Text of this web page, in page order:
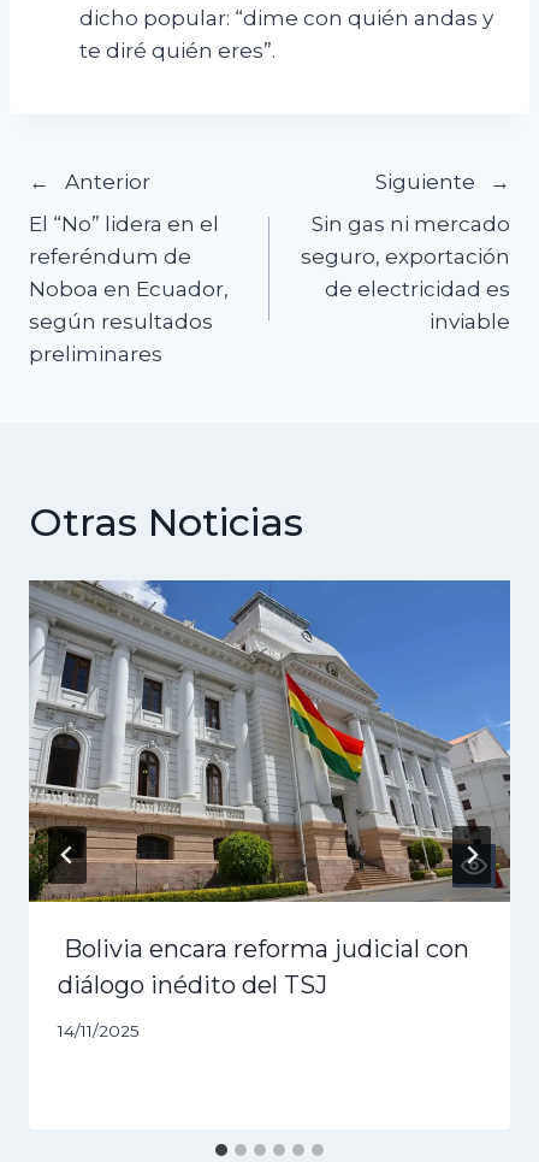
dicho popular: “dime con quién andas y
te diré quién eres”.
Navegación
de
entradas
Anterior
El “No” lidera en el
referéndum de
Noboa en Ecuador,
según resultados
preliminares
Siguiente
Sin gas ni mercado
seguro, exportación
de electricidad es
inviable
Otras Noticias
Bolivia encara reforma judicial con
diálogo inédito del TSJ
14/11/2025